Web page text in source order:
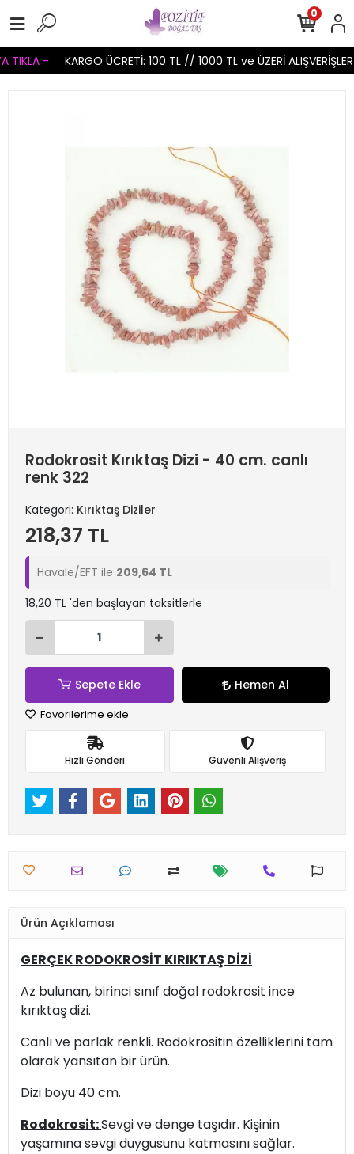
TIKLA - KARGO ÜCRETİ: 100 TL // 1000 TL ve ÜZERİ
0
Rodokrosit Kırıktaş Dizi - 40 cm. canlı
renk 322
Kategori: Kırıktaş Diziler
218,37 TL
Havale/EFT ile 209,64 TL
18,20 TL 'den başlayan taksitlerle
Sepete Ekle Hemen Al
Favorilerime ekle
Hızlı Gönderi Güvenli Alışveriş
Ürün Açıklaması
GERÇEK RODOKROSİT KIRIKTAŞ DİZİ
Az bulunan, birinci sınıf doğal rodokrosit ince
kırıktaş dizi.
Canlı ve parlak renkli. Rodokrositin özelliklerini tam
olarak yansıtan bir ürün.
Dizi boyu 40 cm.
Rodokrosit:Sevgi ve denge taşıdır. Kişinin
yaşamına sevgi duygusunu katmasını sağlar.